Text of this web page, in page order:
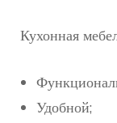
Кухонная
Удобной;